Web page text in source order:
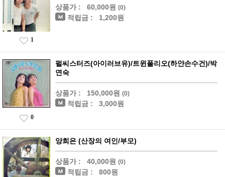
상품가 : 60,000원 (0)
적립금 : 1,200원
1
펄씨스터즈(아이러브유)/트윈폴리오(하얀손수건)/박
연숙
상품가 : 150,000원 (0)
적립금 : 3,000원
0
양희은 (산장의 여인/부모)
상품가 : 40,000원 (0)
적립금 : 800원